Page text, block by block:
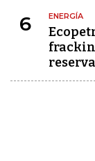
6 ENERGÍA